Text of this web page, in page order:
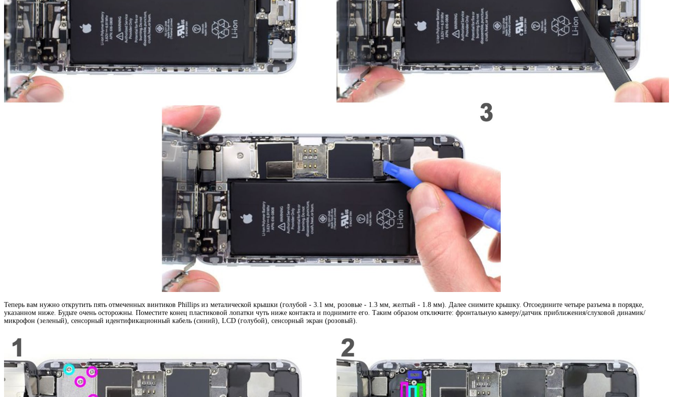
Теперь вам нужно открутить пять отмеченных винтиков Phillips из металической крышки (голубой - 3.1 мм, розовые - 1.3 мм, желтый - 1.8 мм). Далее снимите крышку. Отсоедините четыре разъема в порядке,
указанном ниже. Будьте очень осторожны. Поместите конец пластиковой лопатки чуть ниже контакта и поднимите его. Таким образом отключите: фронтальную камеру/датчик приближения/слуховой динамик/
микрофон (зеленый), сенсорный идентификационный кабель (синий), LCD (голубой), сенсорный экран (розовый).